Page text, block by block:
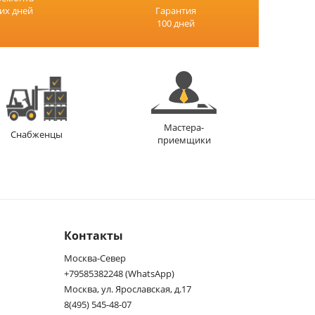
дней
Гарантия
100 дней
Снабженцы
Мастера-
приемщики
Контакты
Москва-Север
+79585382248 (WhatsApp)
Москва, ул. Ярославская, д.17
8(495) 545-48-07